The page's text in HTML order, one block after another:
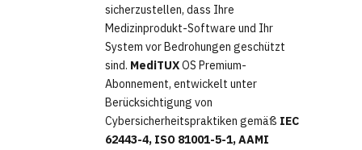
sicherzustellen, dass Ihre
Medizinprodukt-Software und Ihr
System vor Bedrohungen geschützt
sind. MediTUXOS Premium-
Abonnement, entwickelt unter
Berücksichtigung von
Cybersicherheitspraktiken gemäß IEC
62443-4, ISO 81001-5-1, AAMI